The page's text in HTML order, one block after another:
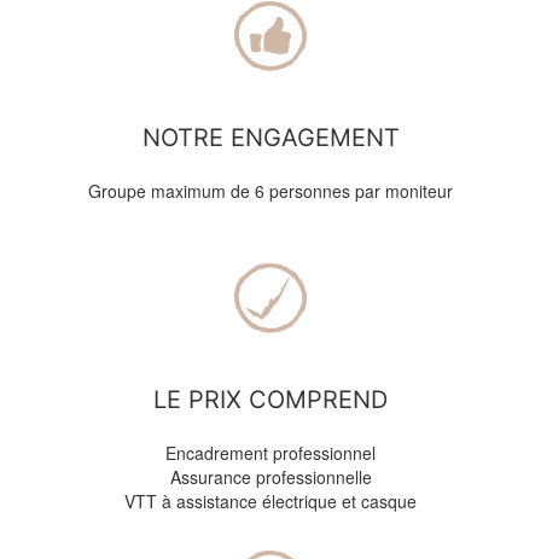
NOTRE ENGAGEMENT
Groupe maximum de 6 personnes par moniteur
LE PRIX COMPREND
Encadrement professionnel
Assurance professionnelle
VTT à assistance électrique et casque